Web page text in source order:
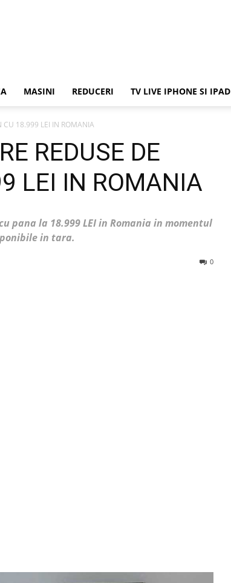
MASINI REDUCERI TV LIVE IPHONE SI IPAD
CU 18.999 LEI IN ROMANIA
REDUSE DE
LEI IN ROMANIA
pana la 18.999 LEI in Romania in momentul
in tara.
0